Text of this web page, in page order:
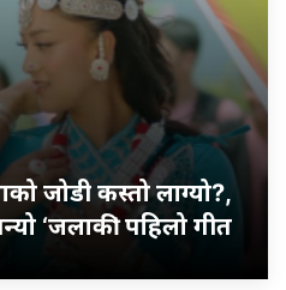
जोडी कस्तो लाग्यो?,
‘जलाकी’ पहिलो गीत